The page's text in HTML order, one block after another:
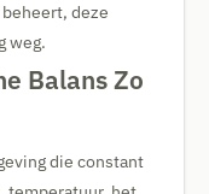
deze
weg.
Balans Zo
die constant